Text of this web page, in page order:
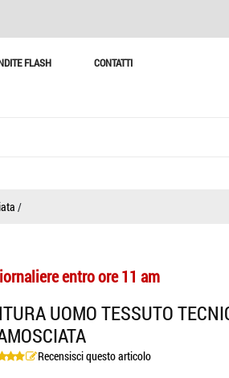
FLASH CONTATTI
/
entro ore 11 am
UOMO TESSUTO
Recensisci questo articolo